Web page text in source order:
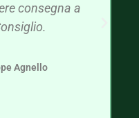
consegna a
Agnello